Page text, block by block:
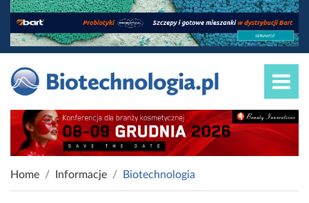
Home Informacje Biotechnologia